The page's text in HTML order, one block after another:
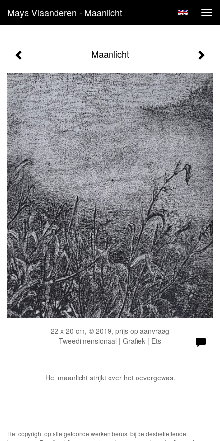
Maya Vlaanderen - Maanlicht
Maanlicht
22 x 20 cm, © 2019, prijs op aanvraag
Tweedimensionaal | Grafiek | Ets
Het maanlicht strijkt over het oevergewas.
Het copyright op alle getoonde werken berust bij de desbetreffende